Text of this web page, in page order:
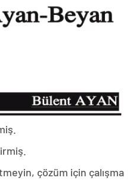
çözüm için çalışma